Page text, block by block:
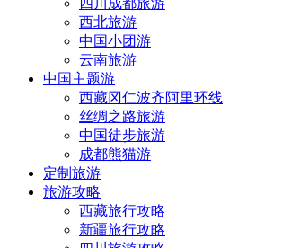
四川成都旅游
西北旅游
中国小团游
云南旅游
中国主题游
西藏冈仁波齐阿里环线
丝绸之路旅游
中国徒步旅游
成都熊猫游
定制旅游
旅游攻略
西藏旅行攻略
新疆旅行攻略